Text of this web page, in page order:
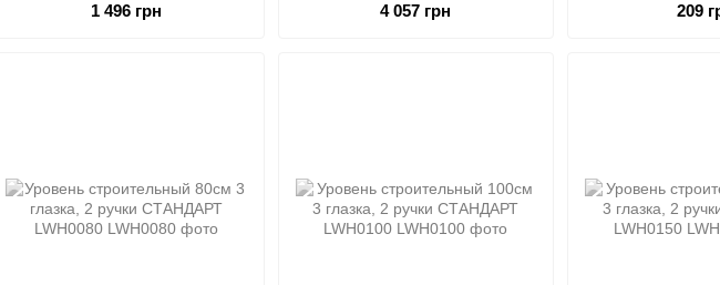
складной (3 секции), одна1 496 грн
(2 секции, 2000 мм)
4 057 грн 209